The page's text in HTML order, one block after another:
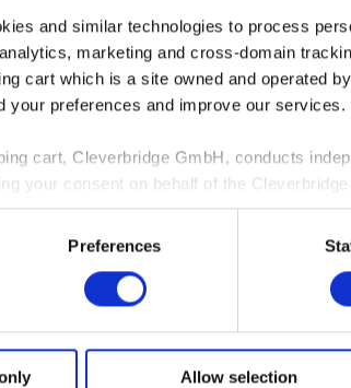
and similar technologies to process
marketing and cross-domain
cart which is a site owned and operated
your preferences and improve our services.
cart, Cleverbridge GmbH, conducts
your consent on behalf of the
to this processing. You can withdraw
see our
Preferences
Allow selection